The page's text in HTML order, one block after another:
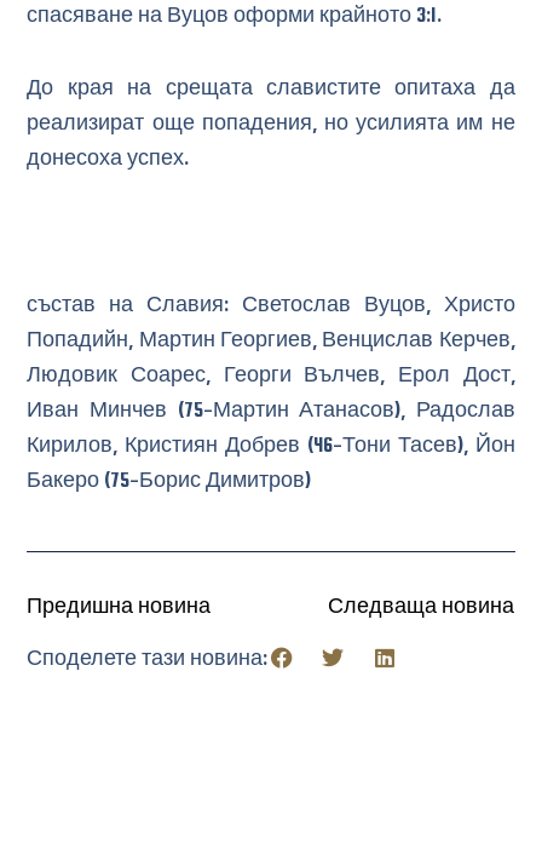
спасяване на Вуцов оформи крайното 3:1.
До края на срещата славистите опитаха да
реализират още попадения, но усилията им не
донесоха успех.
състав на Славия: Светослав Вуцов, Христо
Попадийн, Мартин Георгиев, Венцислав Керчев,
Людовик Соарес, Георги Вълчев, Ерол Дост,
Иван Минчев (75-Мартин Атанасов), Радослав
Кирилов, Кристиян Добрев (46-Тони Тасев), Йон
Бакеро (75-Борис Димитров)
Предишна новина Следваща новина
Споделете тази новина: